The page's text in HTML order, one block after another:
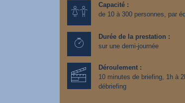
Capacité :
de 10 à 300 personnes, par
Durée de la prestation :
sur une demi-journée
Déroulement :
10 minutes de briefing, 1h à
débriefing